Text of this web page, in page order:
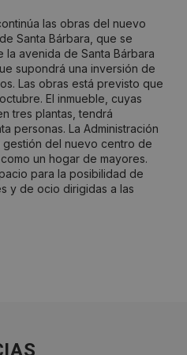
las obras del nuevo
Santa Bárbara, que se
avenida de Santa Bárbara
supondrá una inversión de
Las obras está previsto que
El inmueble, cuyas
tres plantas, tendrá
personas. La Administración
del nuevo centro de
un hogar de mayores.
para la posibilidad de
y de ocio dirigidas a las